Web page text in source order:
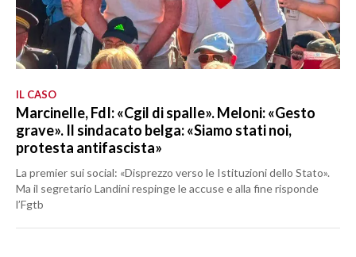
IL CASO
Marcinelle, FdI: «Cgil di spalle». Meloni: «Gesto
grave». Il sindacato belga: «Siamo stati noi,
protesta antifascista»
La premier sui social: «Disprezzo verso le Istituzioni dello Stato».
Ma il segretario Landini respinge le accuse e alla fine risponde
l’Fgtb